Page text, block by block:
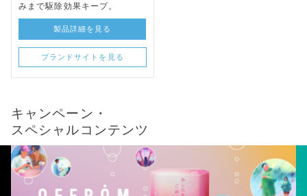
みまで駆除効果キープ。
製品詳細を見る
ブランドサイトを見る
キャンペーン・
スペシャルコンテンツ